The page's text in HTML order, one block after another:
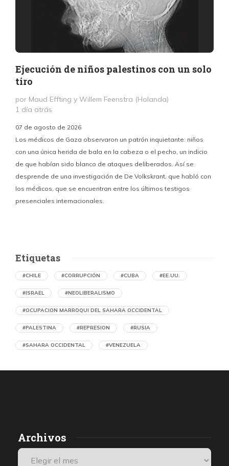
Ejecución de niños palestinos con un solo
tiro
por Maud Effting y Willem Feenstra (Holanda)
1 día atrás
07 de agosto de 2026
Los médicos de Gaza observaron un patrón inquietante: niños
con una única herida de bala en la cabeza o el pecho, un indicio
de que habían sido blanco de ataques deliberados. Así se
desprende de una investigación de De Volkskrant, que habló con
los médicos, que se encuentran entre los últimos testigos
presenciales internacionales.
Ejecución de niños palestinos con un solo
con una única herida de bala en la cabeza o el pecho, un indicio
de que habían sido blanco de ataques deliberados. Así se
desprende de una investigación de De Volkskrant, que habló con
Etiquetas
#CHILE #CORRUPCIÓN #CUBA #EE.UU.
#ISRAEL #NEOLIBERALISMO
#OCUPACION MARROQUI DEL SAHARA OCCIDENTAL
#PALESTINA #REPRESION #RUSIA
#SAHARA OCCIDENTAL #VENEZUELA
Archivos